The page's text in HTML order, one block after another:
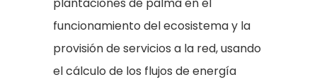
funcionamiento del ecosistema y la
provisión de servicios a la red, usando
el cálculo de los flujos de energía